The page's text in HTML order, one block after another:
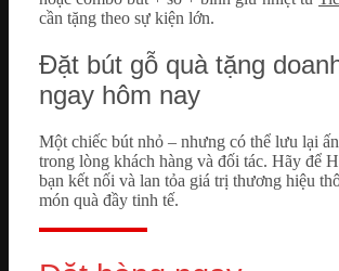
cần tặng theo sự kiện lớn.
Đặt bút gỗ quà tặng
ngay hôm nay
Một chiếc bút nhỏ – nhưng có thể lưu lại
trong lòng khách hàng và đối tác. Hãy để
bạn kết nối và lan tỏa giá trị thương hiệu
món quà đầy tinh tế.